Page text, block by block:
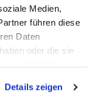
Medien,
führen diese
Daten
oder die sie
Details zeigen